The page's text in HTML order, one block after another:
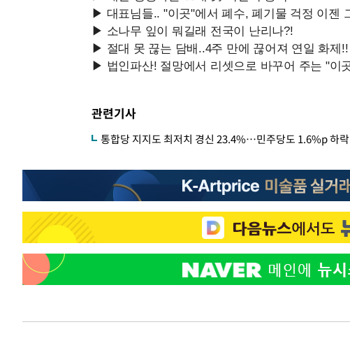
관련기사
통합당 지지도 최저치 경신 23.4%…민주당도 1.6%p 하락